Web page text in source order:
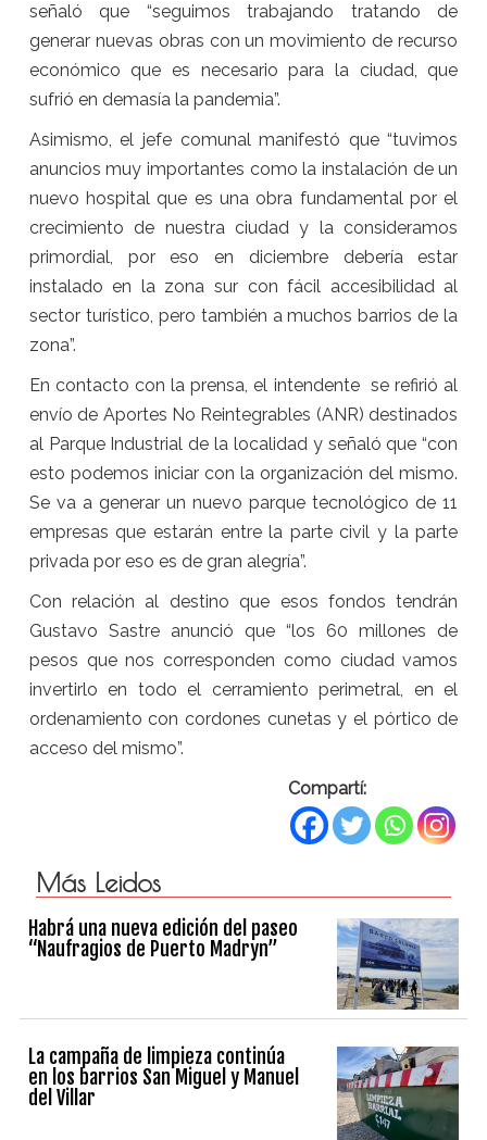
señaló que “seguimos trabajando tratando de
generar nuevas obras con un movimiento de recurso
económico que es necesario para la ciudad, que
sufrió en demasía la pandemia”.
Asimismo, el jefe comunal manifestó que “tuvimos
anuncios muy importantes como la instalación de un
nuevo hospital que es una obra fundamental por el
crecimiento de nuestra ciudad y la consideramos
primordial, por eso en diciembre debería estar
instalado en la zona sur con fácil accesibilidad al
sector turístico, pero también a muchos barrios de la
zona”.
En contacto con la prensa, el intendente se refirió al
envío de Aportes No Reintegrables (ANR) destinados
al Parque Industrial de la localidad y señaló que “con
esto podemos iniciar con la organización del mismo.
Se va a generar un nuevo parque tecnológico de 11
empresas que estarán entre la parte civil y la parte
privada por eso es de gran alegría”.
Con relación al destino que esos fondos tendrán
Gustavo Sastre anunció que “los 60 millones de
pesos que nos corresponden como ciudad vamos
invertirlo en todo el cerramiento perimetral, en el
ordenamiento con cordones cunetas y el pórtico de
acceso del mismo”.
Compartí:
Más Leidos
Habrá una nueva edición del paseo
“Naufragios de Puerto Madryn”
La campaña de limpieza continúa
en los barrios San Miguel y Manuel
del Villar